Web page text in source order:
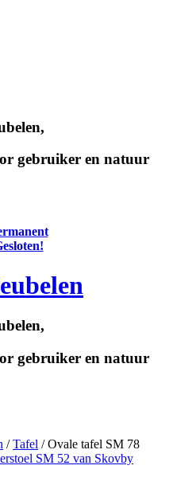
gebruiker en natuur
gebruiker en natuur
/Tafel /Ovale tafel SM 78
SM 52 van Skovby